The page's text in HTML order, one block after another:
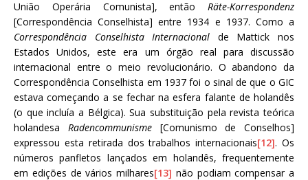
União Operária Comunista], então Räte-Korrespondenz
[Correspondência Conselhista] entre 1934 e 1937. Como a
Correspondência Conselhista Internacional de Mattick nos
Estados Unidos, este era um órgão real para discussão
internacional entre o meio revolucionário. O abandono da
Correspondência Conselhista em 1937 foi o sinal de que o GIC
estava começando a se fechar na esfera falante de holandês
(o que incluía a Bélgica). Sua substituição pela revista teórica
holandesa Radencommunisme[Comunismo de Conselhos]
expressou esta retirada dos trabalhos internacionais[12]. Os
números panfletos lançados em holandês, frequentemente
em edições de vários milhares[13] não podiam compensar a